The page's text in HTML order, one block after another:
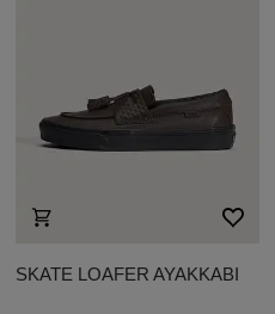
SKATE LOAFER AYAKKABI